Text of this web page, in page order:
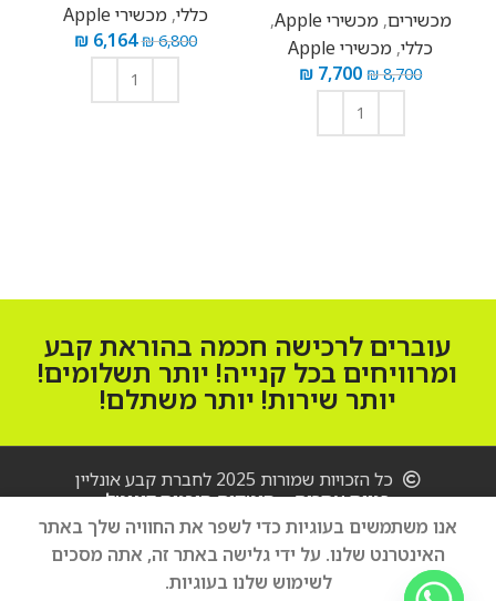
מכשירים,מכשירי Apple
,
כללי, מכשירי Apple
₪8,700
₪ 7,700
כללי,מכשירי Apple
₪6,800
₪6,164
עוברים לרכישה חכמה בהוראת קבע
ומרוויחים בכל קנייה! יותר תשלומים!
יותר שירות! יותר משתלם!
כל הזכויות שמורות 2025 לחברת קבע אונליין
בניית אתרים – סיטקום סוכנות דיגיטל
אנו משתמשים בעוגיות כדי לשפר את החוויה שלך באתר
האינטרנט שלנו. על ידי גלישה באתר זה, אתה מסכים
לשימוש שלנו בעוגיות.
טלפון
סלולרי
iPhone
17 Air
הוספה לסל
קנה עכשיו